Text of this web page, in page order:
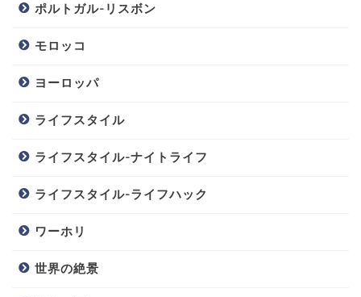
ポルトガル-リスボン
モロッコ
ヨーロッパ
ライフスタイル
ライフスタイル-ナイトライフ
ライフスタイル-ライフハック
ワーホリ
世界の絶景